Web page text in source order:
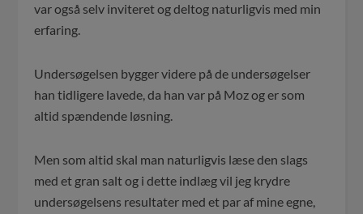
var også selv inviteret og deltog naturligvis med min
erfaring.
Undersøgelsen bygger videre på de undersøgelser
han tidligere lavede, da han var på Moz og er som
altid spændende løsning.
Men som altid skal man naturligvis læse den slags
med et gran salt og i dette indlæg vil jeg krydre
undersøgelsens resultater med et par af mine egne,